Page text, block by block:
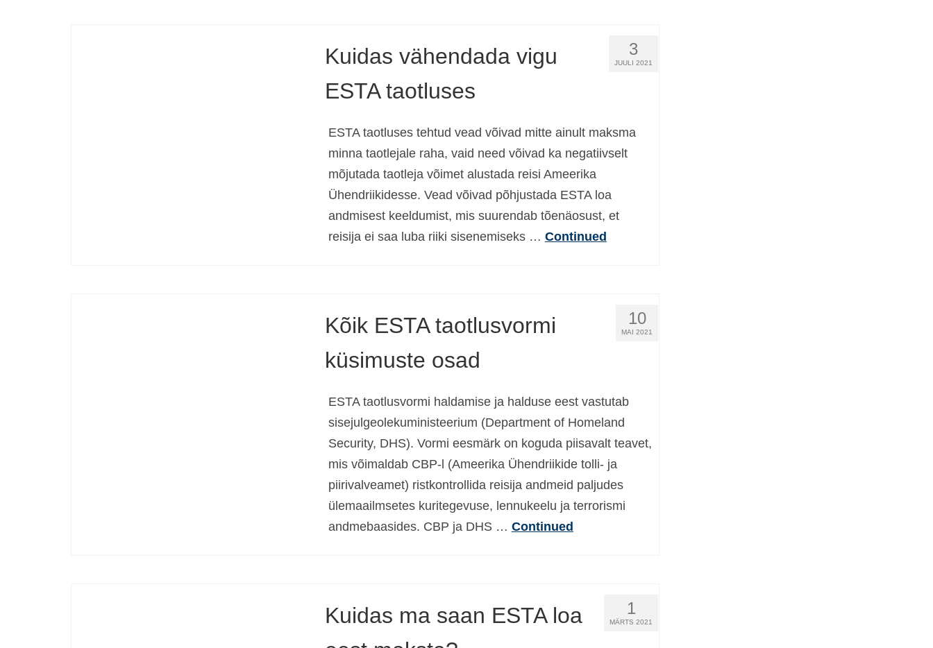
3
JUULI 2021
Kuidas vähendada vigu
ESTA taotluses
ESTA taotluses tehtud vead võivad mitte ainult maksma
minna taotlejale raha, vaid need võivad ka negatiivselt
mõjutada taotleja võimet alustada reisi Ameerika
Ühendriikidesse. Vead võivad põhjustada ESTA loa
andmisest keeldumist, mis suurendab tõenäosust, et
reisija ei saa luba riiki sisenemiseks … Continued
10
MAI 2021
Kõik ESTA taotlusvormi
küsimuste osad
ESTA taotlusvormi haldamise ja halduse eest vastutab
sisejulgeolekuministeerium (Department of Homeland
Security, DHS). Vormi eesmärk on koguda piisavalt teavet,
mis võimaldab CBP-l (Ameerika Ühendriikide tolli- ja
piirivalveamet) ristkontrollida reisija andmeid paljudes
ülemaailmsetes kuritegevuse, lennukeelu ja terrorismi
andmebaasides. CBP ja DHS … Continued
1
MÄRTS 2021
Kuidas ma saan ESTA loa